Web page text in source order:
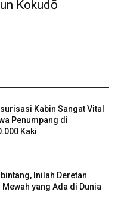
Kokudō
Kabin Sangat Vital
Penumpang di
Kaki
Inilah Deretan
yang Ada di Dunia